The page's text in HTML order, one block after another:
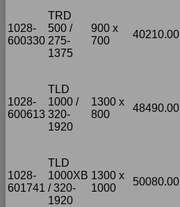
1028-
600330
TRD
500 /
275-
1375
900 x
700
40210.00
1028-
600613
TLD
1000 /
320-
1920
1300 x
800
48490.00
1028-
601741
TLD
1000XB
/ 320-
1920
1300 x
1000
50080.00